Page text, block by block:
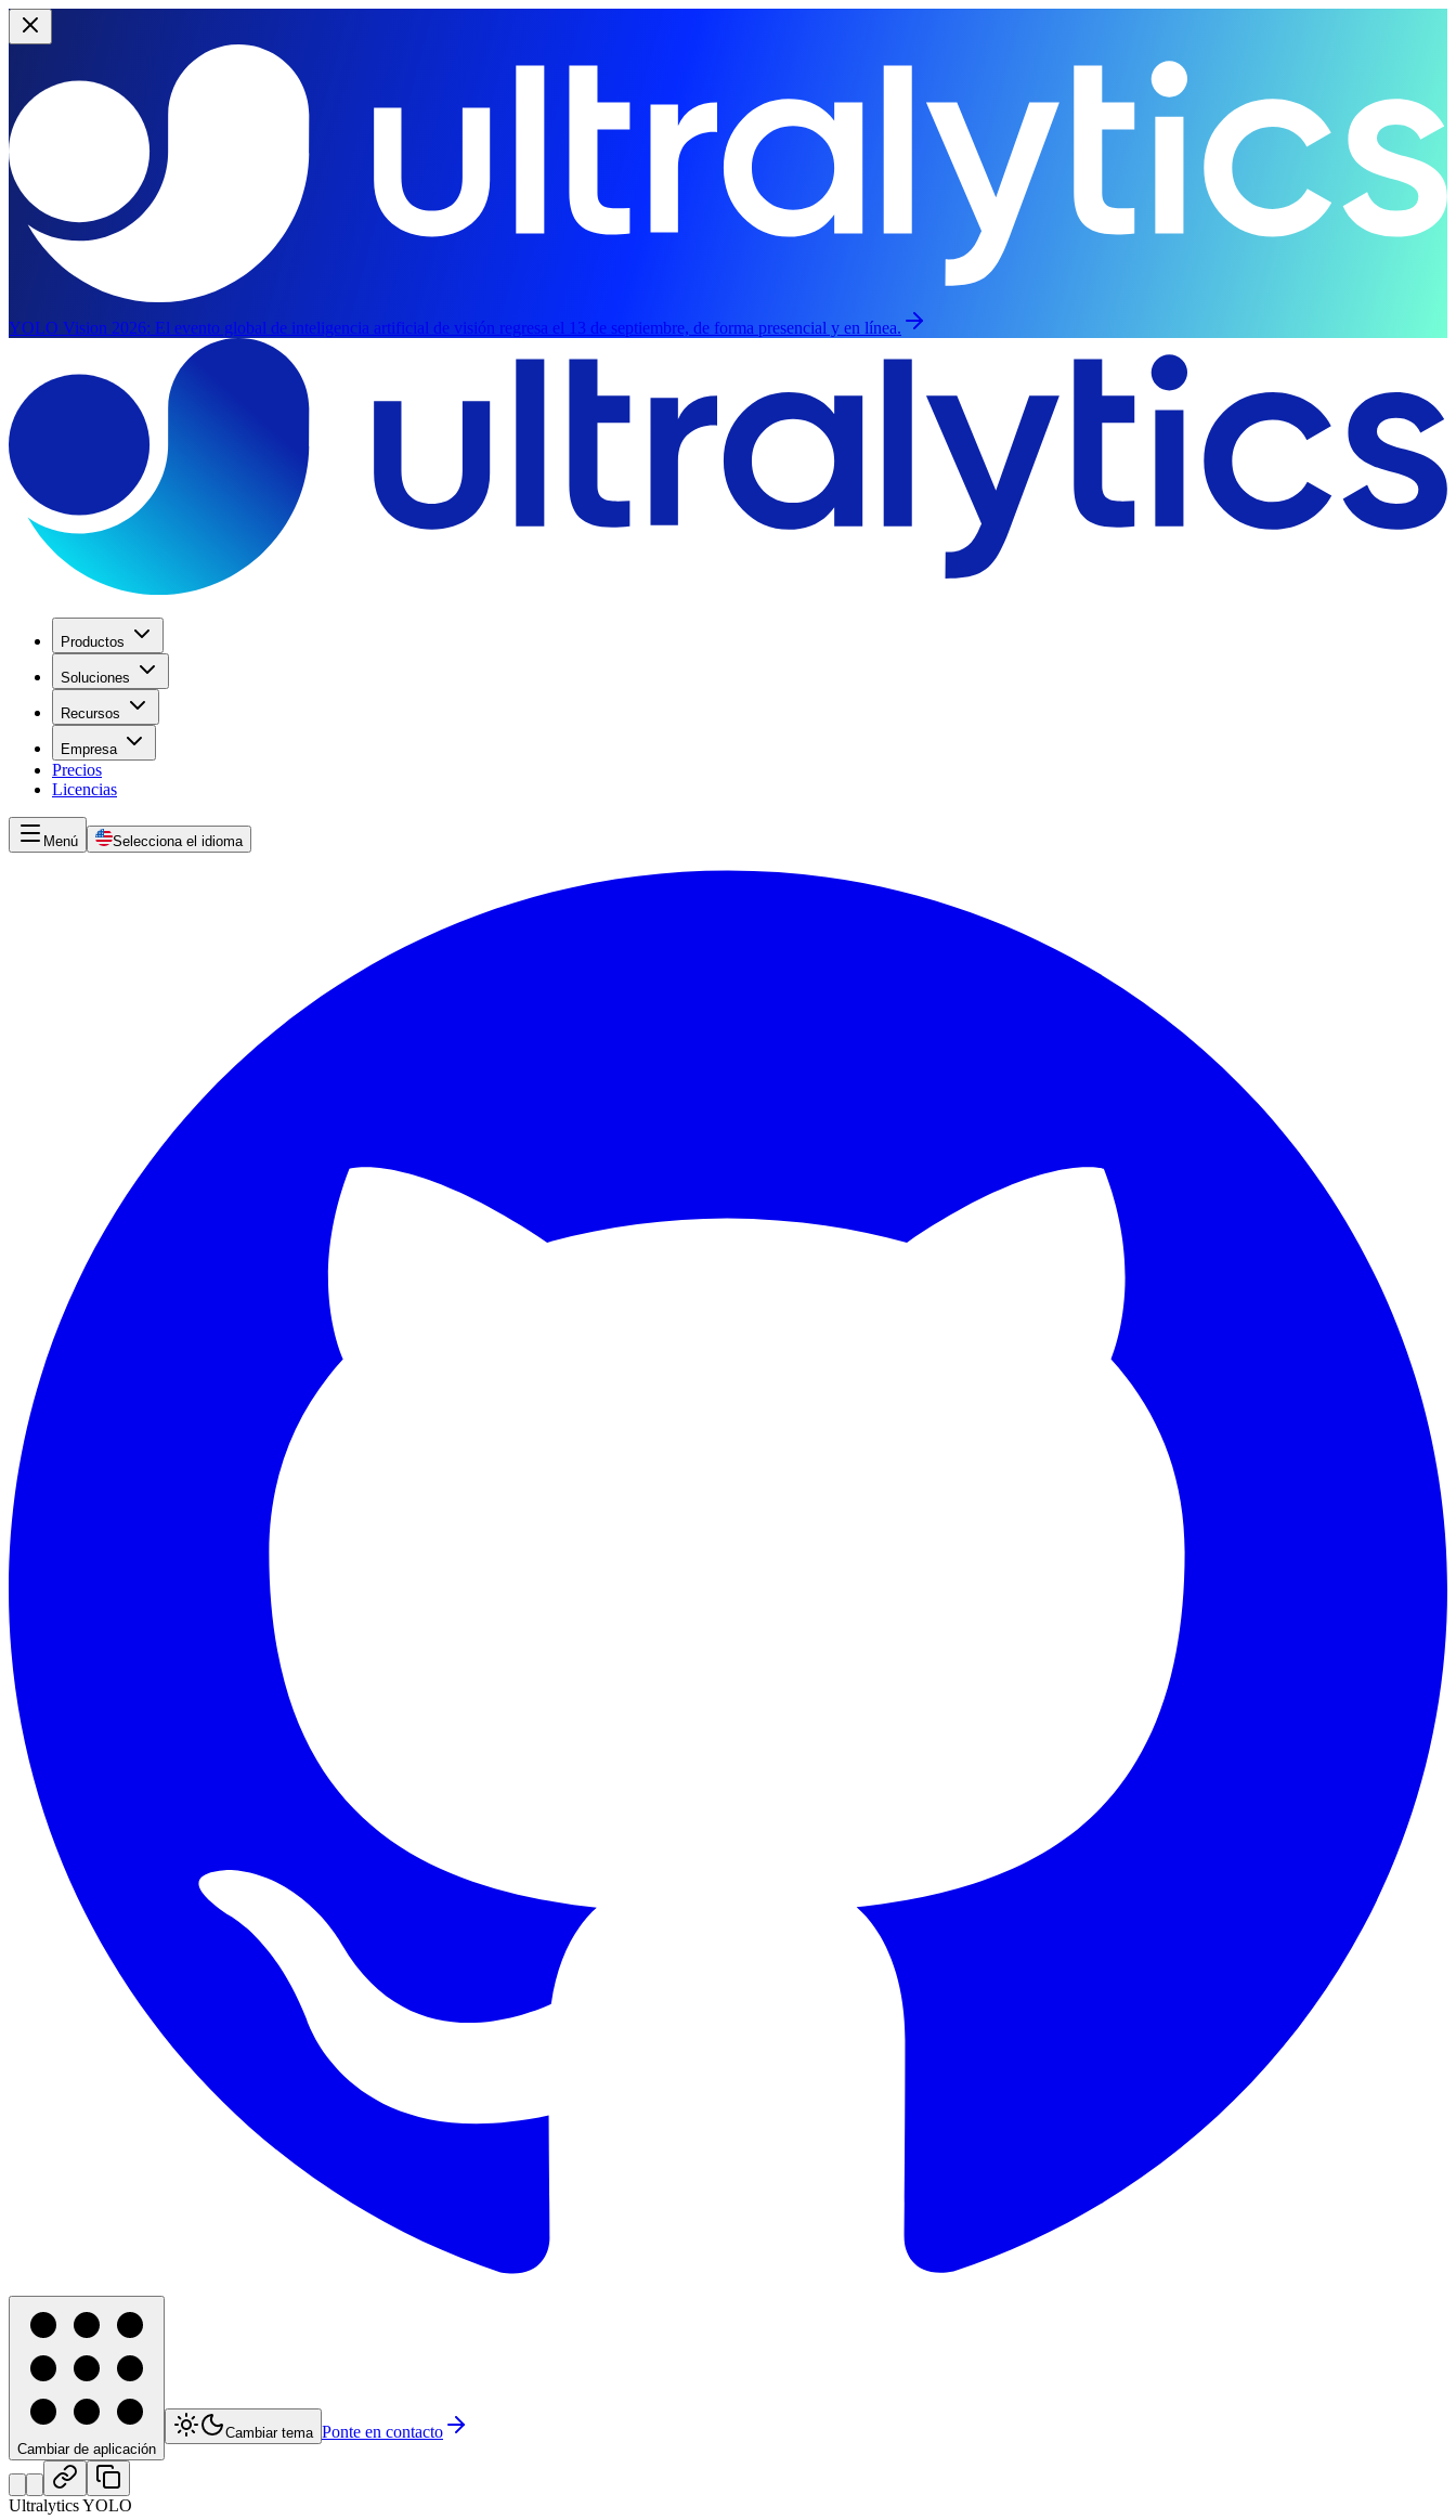
YOLO Vision 2026: El evento global de inteligencia artificial de visión regresa el 13 de septiembre, de forma presencial y en línea.
Productos
Soluciones
Recursos
Empresa
Precios
Licencias
Menú Selecciona el idioma
Cambiar de aplicación
Cambiar tema Ponte en contacto
Ultralytics YOLO